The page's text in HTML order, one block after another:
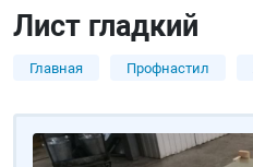
Лист гладкий
Главная Профнастил